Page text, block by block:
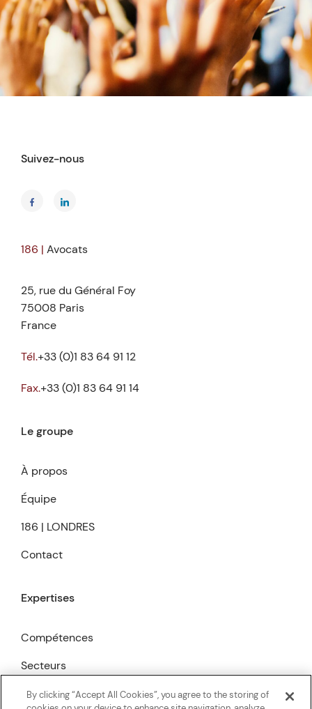
Suivez-nous
186 | Avocats
25, rue du Général Foy
75008 Paris
France
Tél.+33 (0)1 83 64 91 12
Fax.+33 (0)1 83 64 91 14
Le groupe
À propos
Équipe
186 | LONDRES
Contact
Expertises
Compétences
Secteurs
Publications
By clicking “Accept All Cookies”, you agree to the storing of